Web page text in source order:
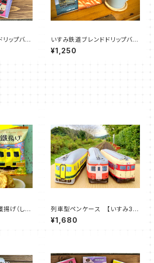
ップバッ
ト）
いすみ鉄道ブレンドドリップバッ
グ【いすみ車両】（５袋セット）
¥1,250
げ（しょ
列車型ペンケース 【いすみ35
2 / キハ52-125 / キハ2
8-2346）】
¥1,680